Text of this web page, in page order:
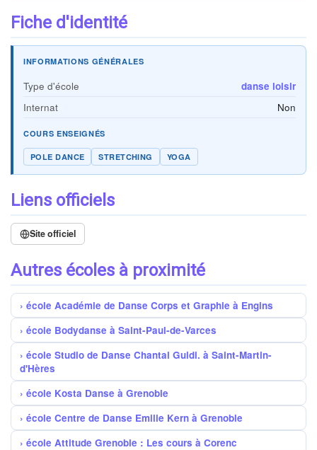
Fiche d'identité
INFORMATIONS GÉNÉRALES
Type d'école
danse loisir
Internat
Non
COURS ENSEIGNÉS
POLE DANCE STRETCHING YOGA
Liens officiels
Site officiel
Autres écoles à proximité
école Académie de Danse Corps et Graphie à Engins
école Bodydanse à Saint-Paul-de-Varces
école Studio de Danse Chantal Guidi. à Saint-Martin-
d'Hères
école Kosta Danse à Grenoble
école Centre de Danse Emilie Kern à Grenoble
école Attitude Grenoble : Les cours à Corenc